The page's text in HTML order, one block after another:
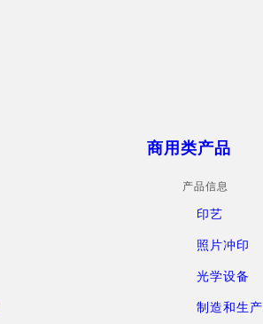
商用类产品
产品信息
印艺
照片冲印
光学设备
制造和生产